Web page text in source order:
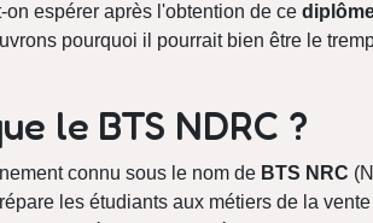
espérer après l'obtention de ce
pourquoi il pourrait bien être le
le BTS NDRC ?
connu sous le nom de BTS NRC
les étudiants aux métiers de la vente